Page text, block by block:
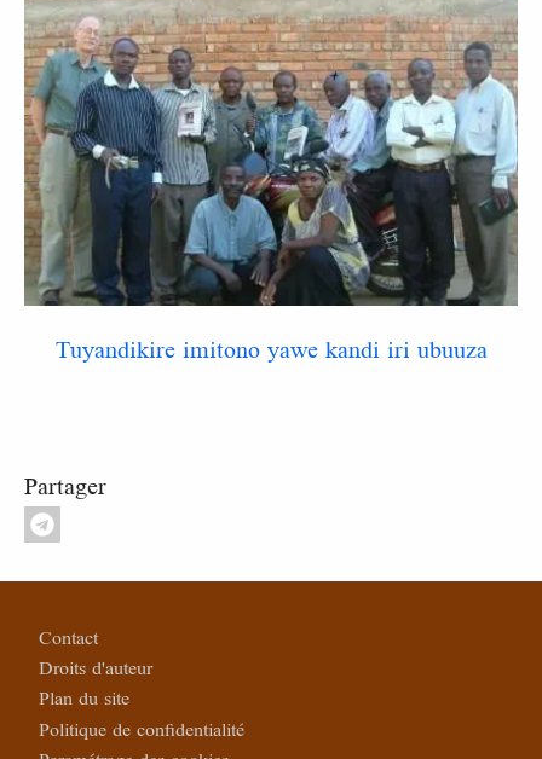
Tuyandikire imitono yawe kandi iri ubuuza
Partager
Contact
Droits d'auteur
Plan du site
Politique de confidentialité